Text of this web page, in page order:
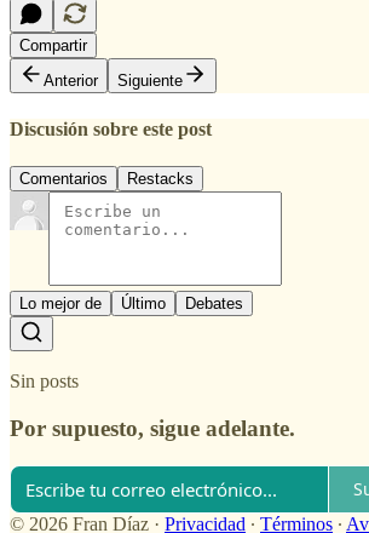
Compartir
Anterior
Siguiente
Discusión sobre este post
Comentarios Restacks
Lo mejor de Último Debates
Sin posts
Por supuesto, sigue adelante.
© 2026 Fran Díaz · Privacidad ∙ Términos ∙